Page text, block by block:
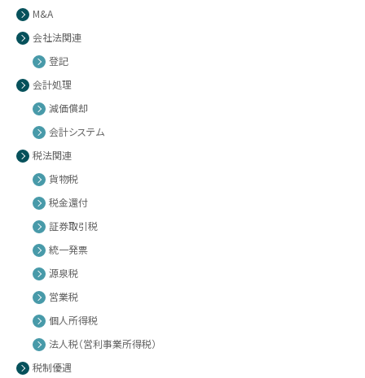
M&A
会社法関連
登記
会計処理
減価償却
会計システム
税法関連
貨物税
税金還付
証券取引税
統一発票
源泉税
営業税
個人所得税
法人税（営利事業所得税）
税制優遇